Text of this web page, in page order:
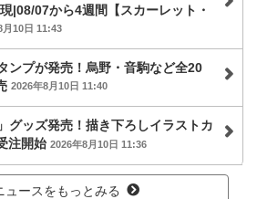
|08/07から4週間【スカーレット・
月10日 11:43
ンプが発売！烏野・音駒など全20
2026年8月10日 11:40
グッズ発売！描き下ろしイラストカ
注開始 2026年8月10日 11:36
ュースをもっとみる